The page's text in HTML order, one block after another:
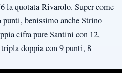
la quotata Rivarolo. Super come
benissimo anche Strino
cifra pure Santini con 12,
doppia con 9 punti, 8